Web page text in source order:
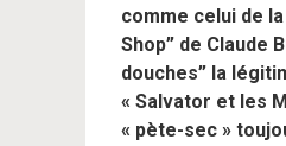
comme celui de
Shop” de Claude
douches” la
« Salvator et les
« pète-sec »